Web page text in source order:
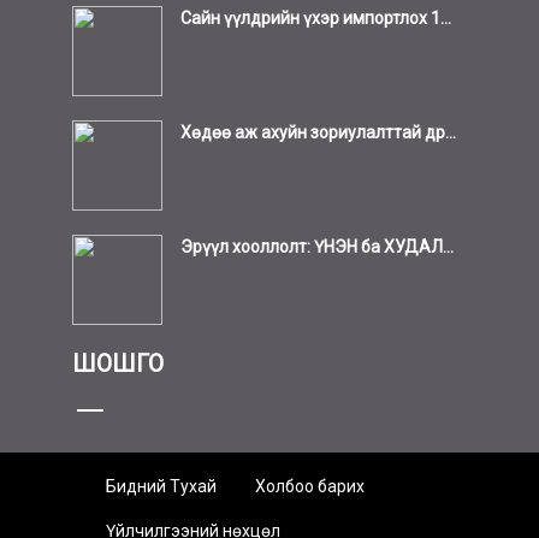
Сайн үүлдрийн үхэр импортлох 1...
Хөдөө аж ахуйн зориулалттай др...
Эрүүл хооллолт: ҮНЭН ба ХУДАЛ...
ШОШГО
Бидний Тухай Холбоо барих
Үйлчилгээний нөхцөл